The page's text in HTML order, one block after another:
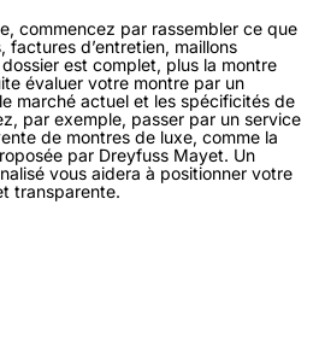
commencez par rassembler ce que
d’entretien, maillons
est complet, plus la montre
évaluer votre montre par un
marché actuel et les spécificités de
par exemple, passer par un service
de montres de luxe, comme la
par Dreyfuss Mayet. Un
vous aidera à positionner votre
transparente.